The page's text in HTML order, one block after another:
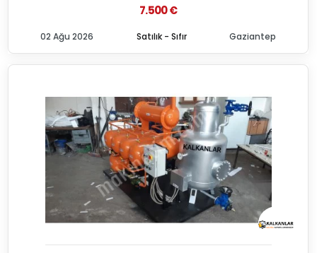
7.500 €
Satılık - Sıfır
02 Ağu 2026 Gaziantep